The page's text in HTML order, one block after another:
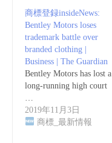
商標登録insideNews:
Bentley Motors loses
trademark battle over
branded clothing |
Business | The Guardian
Bentley Motors has lost a
long-running high court
2019年11月3日
商標_最新情報